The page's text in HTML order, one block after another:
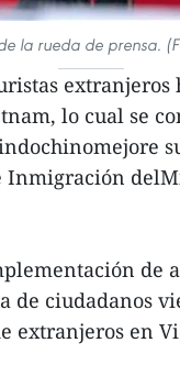
la rueda de prensa.
lo cual se
de
de ciudadanos
extranjeros en